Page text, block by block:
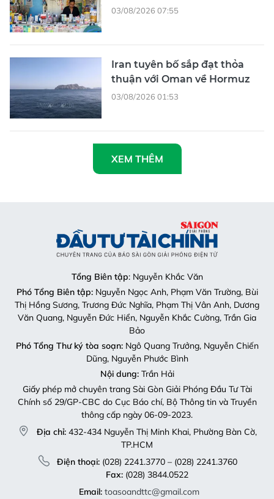
03/08/2026 07:55
Iran tuyên bố sắp đạt thỏa
thuận với Oman về Hormuz
03/08/2026 01:53
XEM THÊM
Tổng Biên tập: Nguyễn Khắc Văn
Phó Tổng Biên tập:Nguyễn Ngọc Anh, Phạm Văn Trường, Bùi
Thị Hồng Sương, Trương Đức Nghĩa, Phạm Thị Vân Anh, Dương
Văn Quang, Nguyễn Đức Hiển, Nguyễn Khắc Cường, Trần Gia
Bảo
Phó Tổng Thư ký tòa soạn:Ngô Quang Trưởng, Nguyễn Chiến
Dũng, Nguyễn Phước Bình
Nội dung:Trần Hải
Giấy phép mở chuyên trang Sài Gòn Giải Phóng Đầu Tư Tài
Chính số 29/GP-CBC do Cục Báo chí, Bộ Thông tin và Truyền
thông cấp ngày 06-09-2023.
Địa chỉ: 432-434 Nguyễn Thị Minh Khai, Phường Bàn Cờ,
TP.HCM
Điện thoại:(028) 2241.3770 – (028) 2241.3760
Fax:(028) 3844.0522
Email: toasoandttc@gmail.com